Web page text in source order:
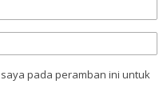
pada peramban ini untuk